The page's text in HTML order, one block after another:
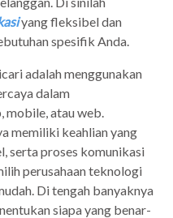
yang fleksibel dan
spesifik Anda.
adalah menggunakan
dalam
mobile, atau web.
memiliki keahlian yang
serta proses komunikasi
perusahaan teknologi
Di tengah banyaknya
siapa yang benar-